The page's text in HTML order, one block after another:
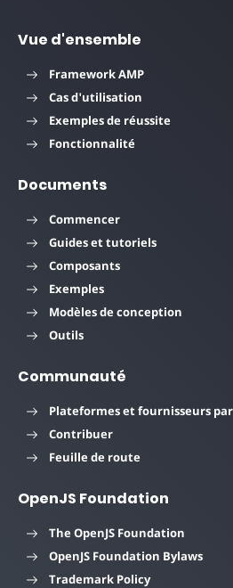
Vue d'ensemble
Framework AMP
Cas d'utilisation
Exemples de réussite
Fonctionnalité
Documents
Commencer
Guides et tutoriels
Composants
Exemples
Modèles de conception
Outils
Communauté
Plateformes et fournisseurs
Contribuer
Feuille de route
OpenJS Foundation
The OpenJS Foundation
OpenJS Foundation Bylaws
Trademark Policy